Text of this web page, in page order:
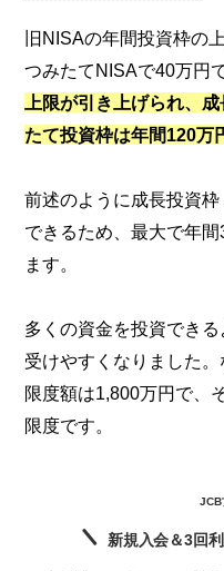
旧NISAの年間投資枠の
つみたてNISAで40万円
上限が引き上げられ、
たて投資枠は年間120万
前述のように成長投資
できるため、最大で年
ます。
多くの資金を投資でき
受けやすくなりました
限度額は1,800万円で、
限度です。
JCB
新規入会＆3回